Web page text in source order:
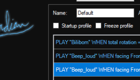
copying wave (*.wav) files to the executable
was added to further increase immersion as
on a cell phone or Windows